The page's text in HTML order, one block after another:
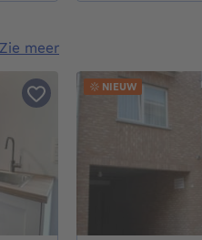
zie meer
NIEUW